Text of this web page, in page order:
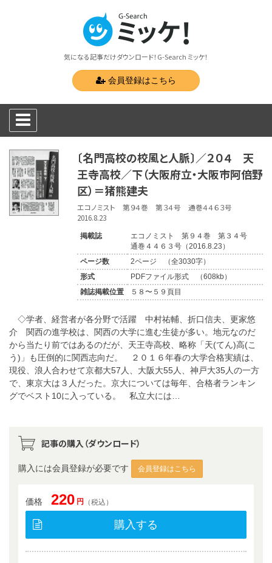
気になる記事だけダウンロード！G-Search ミッケ！
会員登録はこちら
〔名門高校の校風と人脈〕／２０４ 天
王寺高校／下（大阪府立・大阪市阿倍野
区）＝猪熊建夫
エコノミスト 第９４巻 第３４号 通巻４４６３号
2016.8.23
掲載誌
エコノミスト 第９４巻 第３４号
通巻４４６３号（2016.8.23）
ページ数
2ページ （全3030字）
形式
PDFファイル形式 （608kb）
雑誌掲載位置
５８〜５９頁目
◇学者、経営者が各分野で活躍 中村祐輔、折口信夫、更家悠
介 関西の進学校は、関西の大学に進む生徒が多い。地元なのだ
から当たり前ではあるのだが、天王寺高校、略称「天(てん)高(こ
う)」も圧倒的に関西志向だ。 ２０１６年春の大学合格実績は、
現役、浪人合わせて京都大57人、大阪大55人、神戸大35人の一方
で、東京大は３人だった。京大については毎年、合格者ランキン
グでベスト10に入っている。 私立大には…
記事の購入（ダウンロード）
購入には会員登録が必要です 会員登録はこちら
価格 220 円 （税込）
購入する